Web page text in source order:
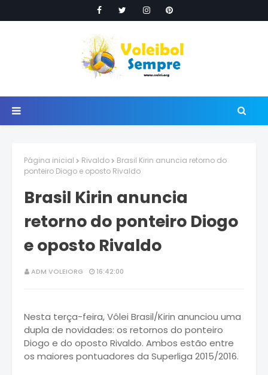
Página inicial Rivaldo
Brasil Kirin anuncia retorno do
ponteiro Diogo e oposto Rivaldo
Brasil Kirin anuncia
retorno do ponteiro Diogo
e oposto Rivaldo
ADM VOLEIORG 16:42:00
Nesta terça-feira, Vôlei Brasil/Kirin anunciou uma
dupla de novidades: os retornos do ponteiro
Diogo e do oposto Rivaldo. Ambos estão entre
os maiores pontuadores da Superliga 2015/2016.